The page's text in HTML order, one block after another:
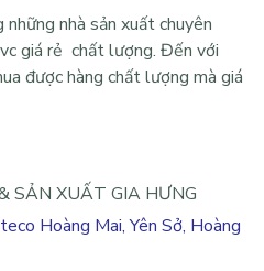
nhà sản xuất chuyên
giá rẻ chất lượng. Đến với
được hàng chất lượng mà giá
SẢN XUẤT GIA HƯNG
Hoàng Mai, Yên Sở, Hoàng